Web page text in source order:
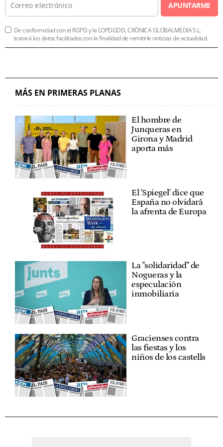
APUNTARME
De conformidad con el RGPD y la LOPDGDD, CRÓNICA GLOBALMEDIA S.L.
tratará los datos facilitados con la finalidad de remitirle noticias de actualidad.
MÁS EN PRIMERAS PLANAS
El hombre de
Junqueras en
Girona y Madrid
aporta más
El 'Spiegel' dice que
España no olvidará
la afrenta de Europa
La "solidaridad" de
Nogueras y la
especulación
inmobiliaria
Gracienses contra
las fiestas y los
niños de los castells